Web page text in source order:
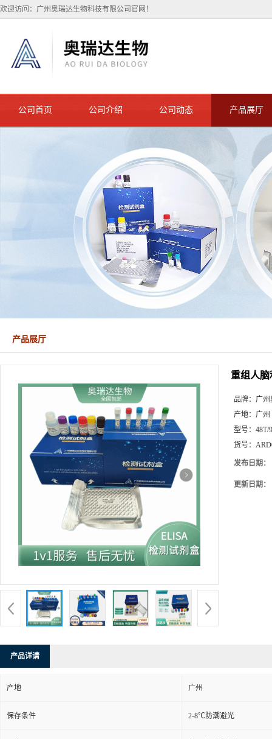
欢迎访问：广州奥瑞达生物科技有限公司官网！
公司首页 公司介绍 公司动态 产品展厅
产品展厅
重组人
品牌： 广州
产地： 广州
型号： 48T/
货号：
发布日期：
更新日期：
产品详请
产地 广州
保存条件 2-8℃防潮避光